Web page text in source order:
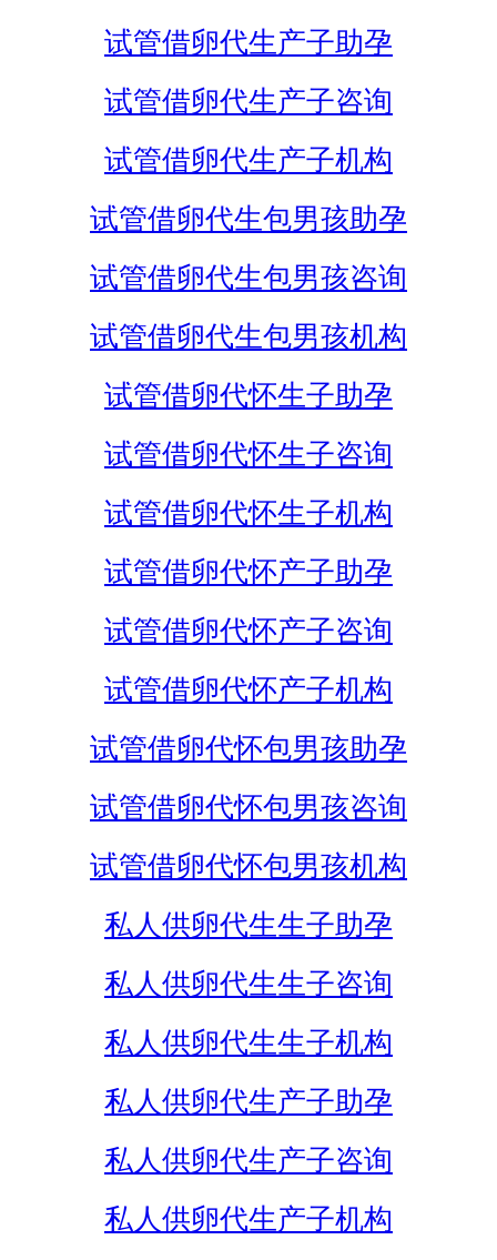
试管借卵代生产子助孕
试管借卵代生产子咨询
试管借卵代生产子机构
试管借卵代生包男孩助孕
试管借卵代生包男孩咨询
试管借卵代生包男孩机构
试管借卵代怀生子助孕
试管借卵代怀生子咨询
试管借卵代怀生子机构
试管借卵代怀产子助孕
试管借卵代怀产子咨询
试管借卵代怀产子机构
试管借卵代怀包男孩助孕
试管借卵代怀包男孩咨询
试管借卵代怀包男孩机构
私人供卵代生生子助孕
私人供卵代生生子咨询
私人供卵代生生子机构
私人供卵代生产子助孕
私人供卵代生产子咨询
私人供卵代生产子机构